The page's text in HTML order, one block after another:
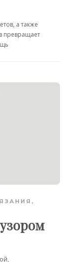
а также
превращает
,